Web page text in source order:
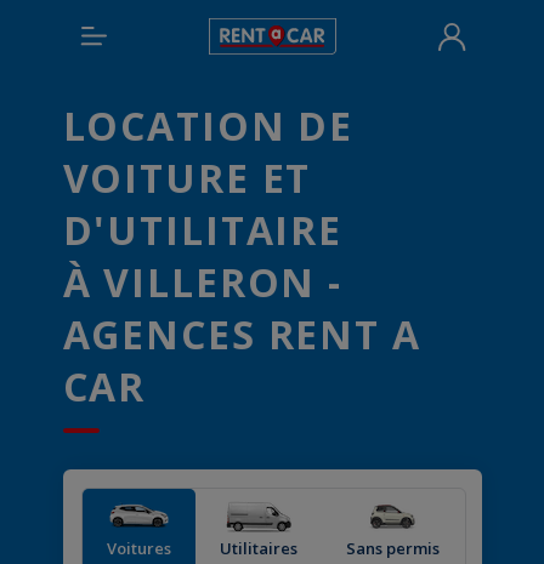
LOCATION DE
VOITURE ET
D'UTILITAIRE
À VILLERON -
AGENCES RENT A
CAR
Voitures Utilitaires Sans permis